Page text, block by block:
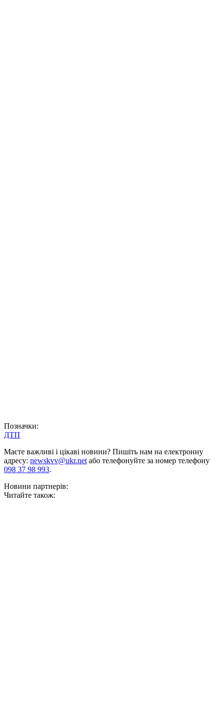
Позначки:
ДТП
Маєте важливі і цікаві новини? Пишіть нам на електронну
адресу: newskvv@ukr.netабо телефонуйте за номер телефону
098 37 98 993.
Новини партнерів:
Читайте також: